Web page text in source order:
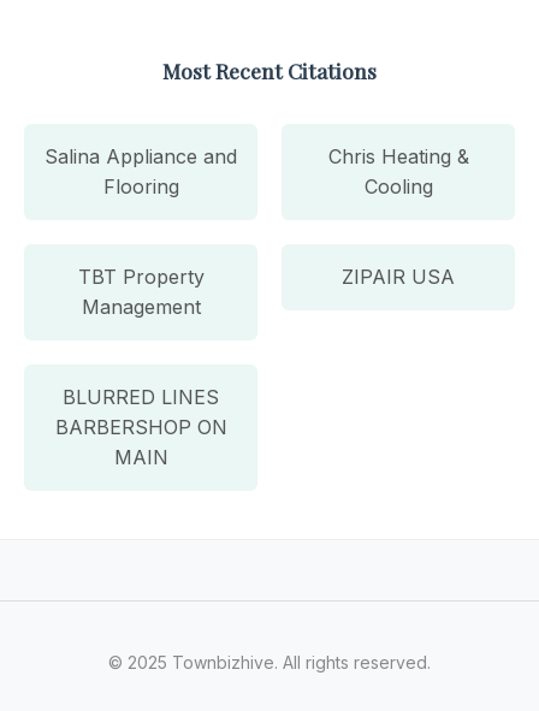
Most Recent Citations
Salina Appliance and
Flooring
Chris Heating &
Cooling
TBT Property
Management
ZIPAIR USA
BLURRED LINES
BARBERSHOP ON
MAIN
© 2025 Townbizhive. All rights reserved.